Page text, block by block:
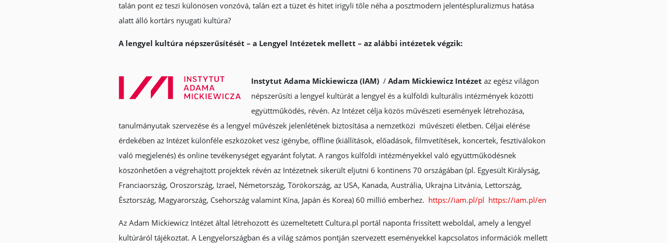
talán pont ez teszi különösen vonzóvá, talán ezt a tüzet és hitet irigyli tőle néha a posztmodern jelentéspluralizmus hatása
alatt álló kortárs nyugati kultúra?
A lengyel kultúra népszerűsítését – a Lengyel Intézetek mellett – az alábbi intézetek végzik:
Instytut Adama Mickiewicza (IAM) / Adam Mickiewicz Intézet az egész világon
népszerűsíti a lengyel kultúrát a lengyel és a külföldi kulturális intézmények közötti
együttműködés, révén. Az Intézet célja közös művészeti események létrehozása,
tanulmányutak szervezése és a lengyel művészek jelenlétének biztosítása a nemzetközi művészeti életben. Céljai elérése
érdekében az Intézet különféle eszközöket vesz igénybe, offline (kiállítások, előadások, filmvetítések, koncertek, fesztiválokon
való megjelenés) és online tevékenységet egyaránt folytat. A rangos külföldi intézményekkel való együttműködésnek
köszönhetően a végrehajtott projektek révén az Intézetnek sikerült eljutni 6 kontinens 70 országában (pl. Egyesült Királyság,
Franciaország, Oroszország, Izrael, Németország, Törökország, az USA, Kanada, Austrália, Ukrajna Litvánia, Lettország,
Észtország, Magyarország, Csehország valamint Kína, Japán és Korea) 60 millió emberhez. https://iam.pl/pl https://iam.pl/en
Az Adam Mickiewicz Intézet által létrehozott és üzemeltetett Cultura.pl portál naponta frissített weboldal, amely a lengyel
kultúráról tájékoztat. A Lengyelországban és a világ számos pontján szervezett eseményekkel kapcsolatos információk mellett